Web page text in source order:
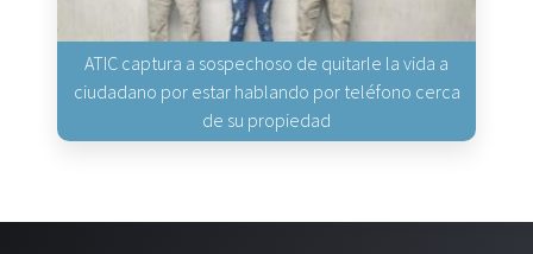
ATIC captura a sospechoso de quitarle la vida a
ciudadano por estar hablando por teléfono cerca
de su propiedad